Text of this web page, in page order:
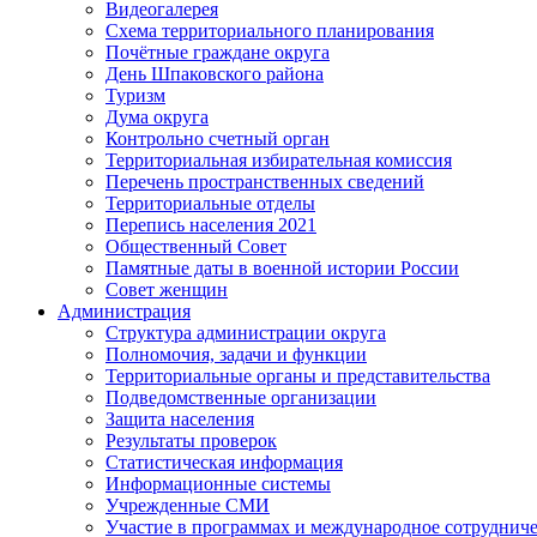
Видеогалерея
Схема территориального планирования
Почётные граждане округа
День Шпаковского района
Туризм
Дума округа
Контрольно счетный орган
Территориальная избирательная комиссия
Перечень пространственных сведений
Территориальные отделы
Перепись населения 2021
Общественный Совет
Памятные даты в военной истории России
Совет женщин
Администрация
Структура администрации округа
Полномочия, задачи и функции
Территориальные органы и представительства
Подведомственные организации
Защита населения
Результаты проверок
Статистическая информация
Информационные системы
Учрежденные СМИ
Участие в программах и международное